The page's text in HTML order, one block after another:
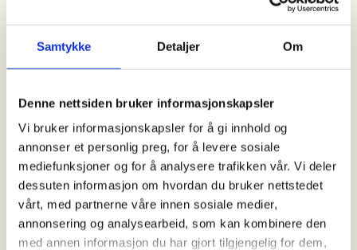
Samtykke Detaljer Om
Denne nettsiden bruker informasjonskapsler
Vi bruker informasjonskapsler for å gi innhold og
annonser et personlig preg, for å levere sosiale
mediefunksjoner og for å analysere trafikken vår. Vi deler
dessuten informasjon om hvordan du bruker nettstedet
vårt, med partnerne våre innen sosiale medier,
annonsering og analysearbeid, som kan kombinere den
med annen informasjon du har gjort tilgjengelig for dem,
Jølster Jeger- og Fiskarforeining
Kontaktperson
https://90476011
jolsterjff@gmail.com
🎯 VR-jakt – er du klar? 🎯
Simulatorskyting på Vassenden skule